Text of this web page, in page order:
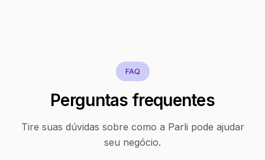
FAQ
Perguntas frequentes
Tire suas dúvidas sobre como a Parli pode ajudar
seu negócio.